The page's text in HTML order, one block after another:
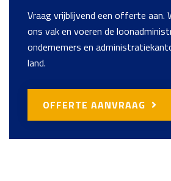
Vraag vrijblijvend een offerte aan.
ons vak en voeren de
ondernemers en
land.
OFFERTE AANVRAAG